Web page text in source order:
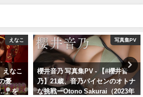
えなこ
えなこ
憂
」を
写真集PV
櫻井音乃 写真集PV - 【#櫻井音
乃】21歳、音乃パイセンのオトナ
な挑戦ーOtono Sakurai（2023年